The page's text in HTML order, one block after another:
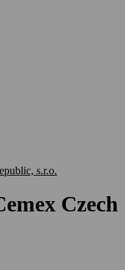
s.r.o.
Czech